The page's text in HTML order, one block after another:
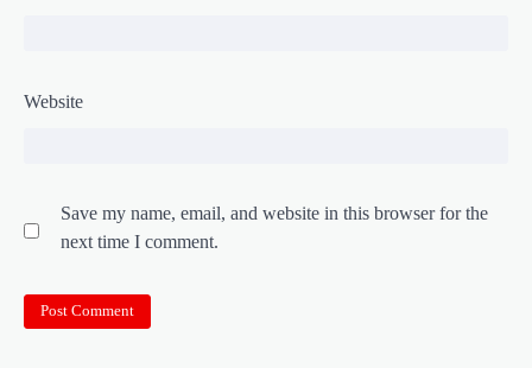
Website
Save my name, email, and website in this browser for the
next time I comment.